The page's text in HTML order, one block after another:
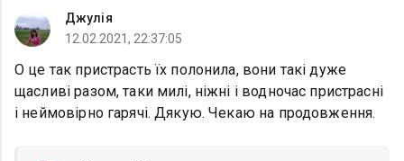
Джулія
12.02.2021, 22:37:05
О це так пристрасть їх полонила, вони такі дуже
щасливі разом, таки милі, ніжні і водночас пристрасні
і неймовірно гарячі. Дякую. Чекаю на продовження.